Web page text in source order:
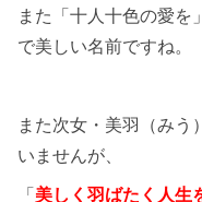
また「十人十色の愛を
で美しい名前ですね。
また次女・美羽（みう
いませんが、
「 美しく羽ばたく人生